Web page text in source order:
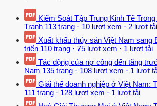
Kiểm Soát Tập Trung Kinh Tế
Tranh 113 trang · 10 lượt xem · 2 lượt tải
Xuất khẩu thủy sản Việt Nam sang
triển 110 trang · 75 lượt xem · 1 lượt tải
Tác động của nợ công đến tăng
Nam 135 trang · 108 lượt xem · 1 lượt
Giải thể doanh nghiệp ở Việt Nam:
111 trang · 128 lượt xem · 1 lượt tải